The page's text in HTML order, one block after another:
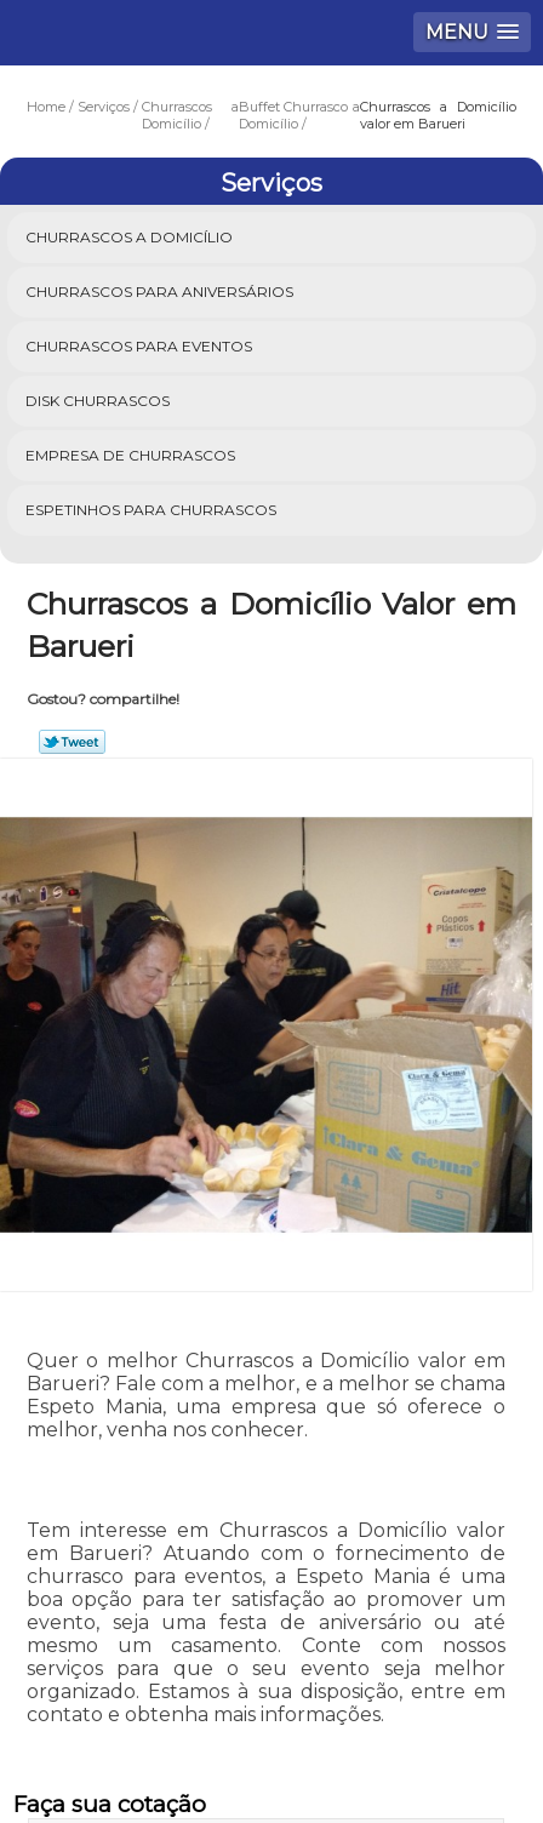
MENU
Home Serviços
Churrascos a
Domicílio
Buffet Churrasco a
Domicílio
Churrascos a Domicílio
valor em Barueri
Serviços
CHURRASCOS A DOMICÍLIO
CHURRASCOS PARA ANIVERSÁRIOS
CHURRASCOS PARA EVENTOS
DISK CHURRASCOS
EMPRESA DE CHURRASCOS
ESPETINHOS PARA CHURRASCOS
Churrascos a Domicílio Valor em
Barueri
Gostou? compartilhe!
Quer o melhor Churrascos a Domicílio valor em
Barueri? Fale com a melhor, e a melhor se chama
Espeto Mania, uma empresa que só oferece o
melhor, venha nos conhecer.
Tem interesse em Churrascos a Domicílio valor
em Barueri? Atuando com o fornecimento de
churrasco para eventos, a Espeto Mania é uma
boa opção para ter satisfação ao promover um
evento, seja uma festa de aniversário ou até
mesmo um casamento. Conte com nossos
serviços para que o seu evento seja melhor
organizado. Estamos à sua disposição, entre em
contato e obtenha mais informações.
Faça sua cotação